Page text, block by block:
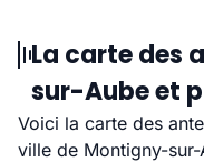
La carte des
sur-Aube et
Voici la carte des
ville de Montigny-